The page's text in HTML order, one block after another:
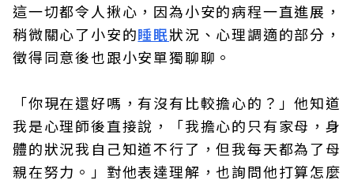
這一切都令人揪心，因為小安的病程一直進展，
稍微關心了小安的睡眠狀況、心理調適的部分，
徵得同意後也跟小安單獨聊聊。
「你現在還好嗎，有沒有比較擔心的？」他知道
我是心理師後直接說，「我擔心的只有家母，身
體的狀況我自己知道不行了，但我每天都為了母
親在努力。」對他表達理解，也詢問他打算怎麼